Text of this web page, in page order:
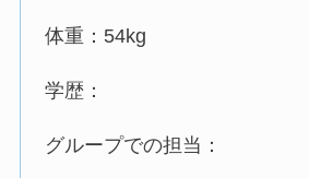
体重：54kg
学歴：
グループでの担当：